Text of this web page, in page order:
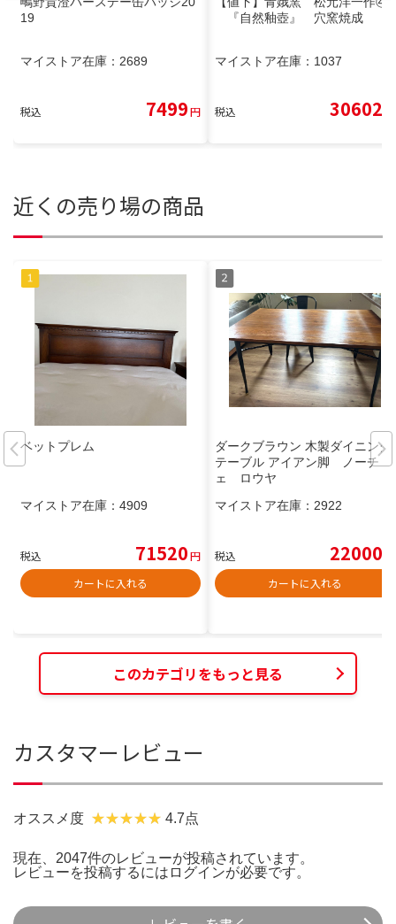
19
マイストア在庫： 2689
税込 7499円
『自然釉壺』 穴窯焼成
マイストア在庫： 1037
税込 30602
近くの売り場の商品
ベットプレム
マイストア在庫： 4909
税込 71520円
カートに入れる
ダークブラウン 木製ダイニング
テーブル アイアン脚 ノーチ
ェ ロウヤ
マイストア在庫： 2922
税込 22000
カートに入れる
このカテゴリをもっと見る
カスタマーレビュー
オススメ度 4.7点
現在、2047件のレビューが投稿されています。
レビューを投稿するには ログインが必要です。